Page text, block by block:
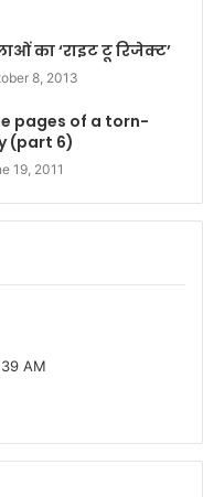
का ‘राइट टू रिजेक्ट’
8, 2013
pages of a torn-
(part 6)
19, 2011
AM